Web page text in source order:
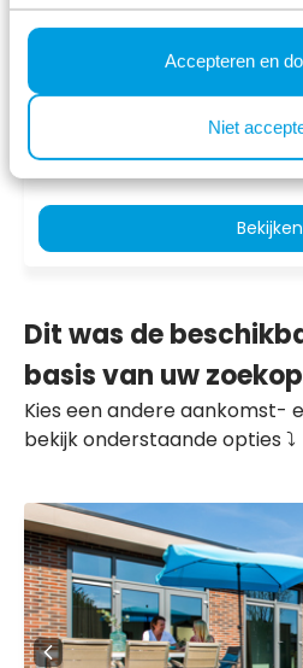
Accepteren en
Niet
6 1 1
vr 14 augustus - ma 17
Bekijken
Dit was de
basis van uw
Kies een andere aankomst-
bekijk onderstaande opties ⤵️